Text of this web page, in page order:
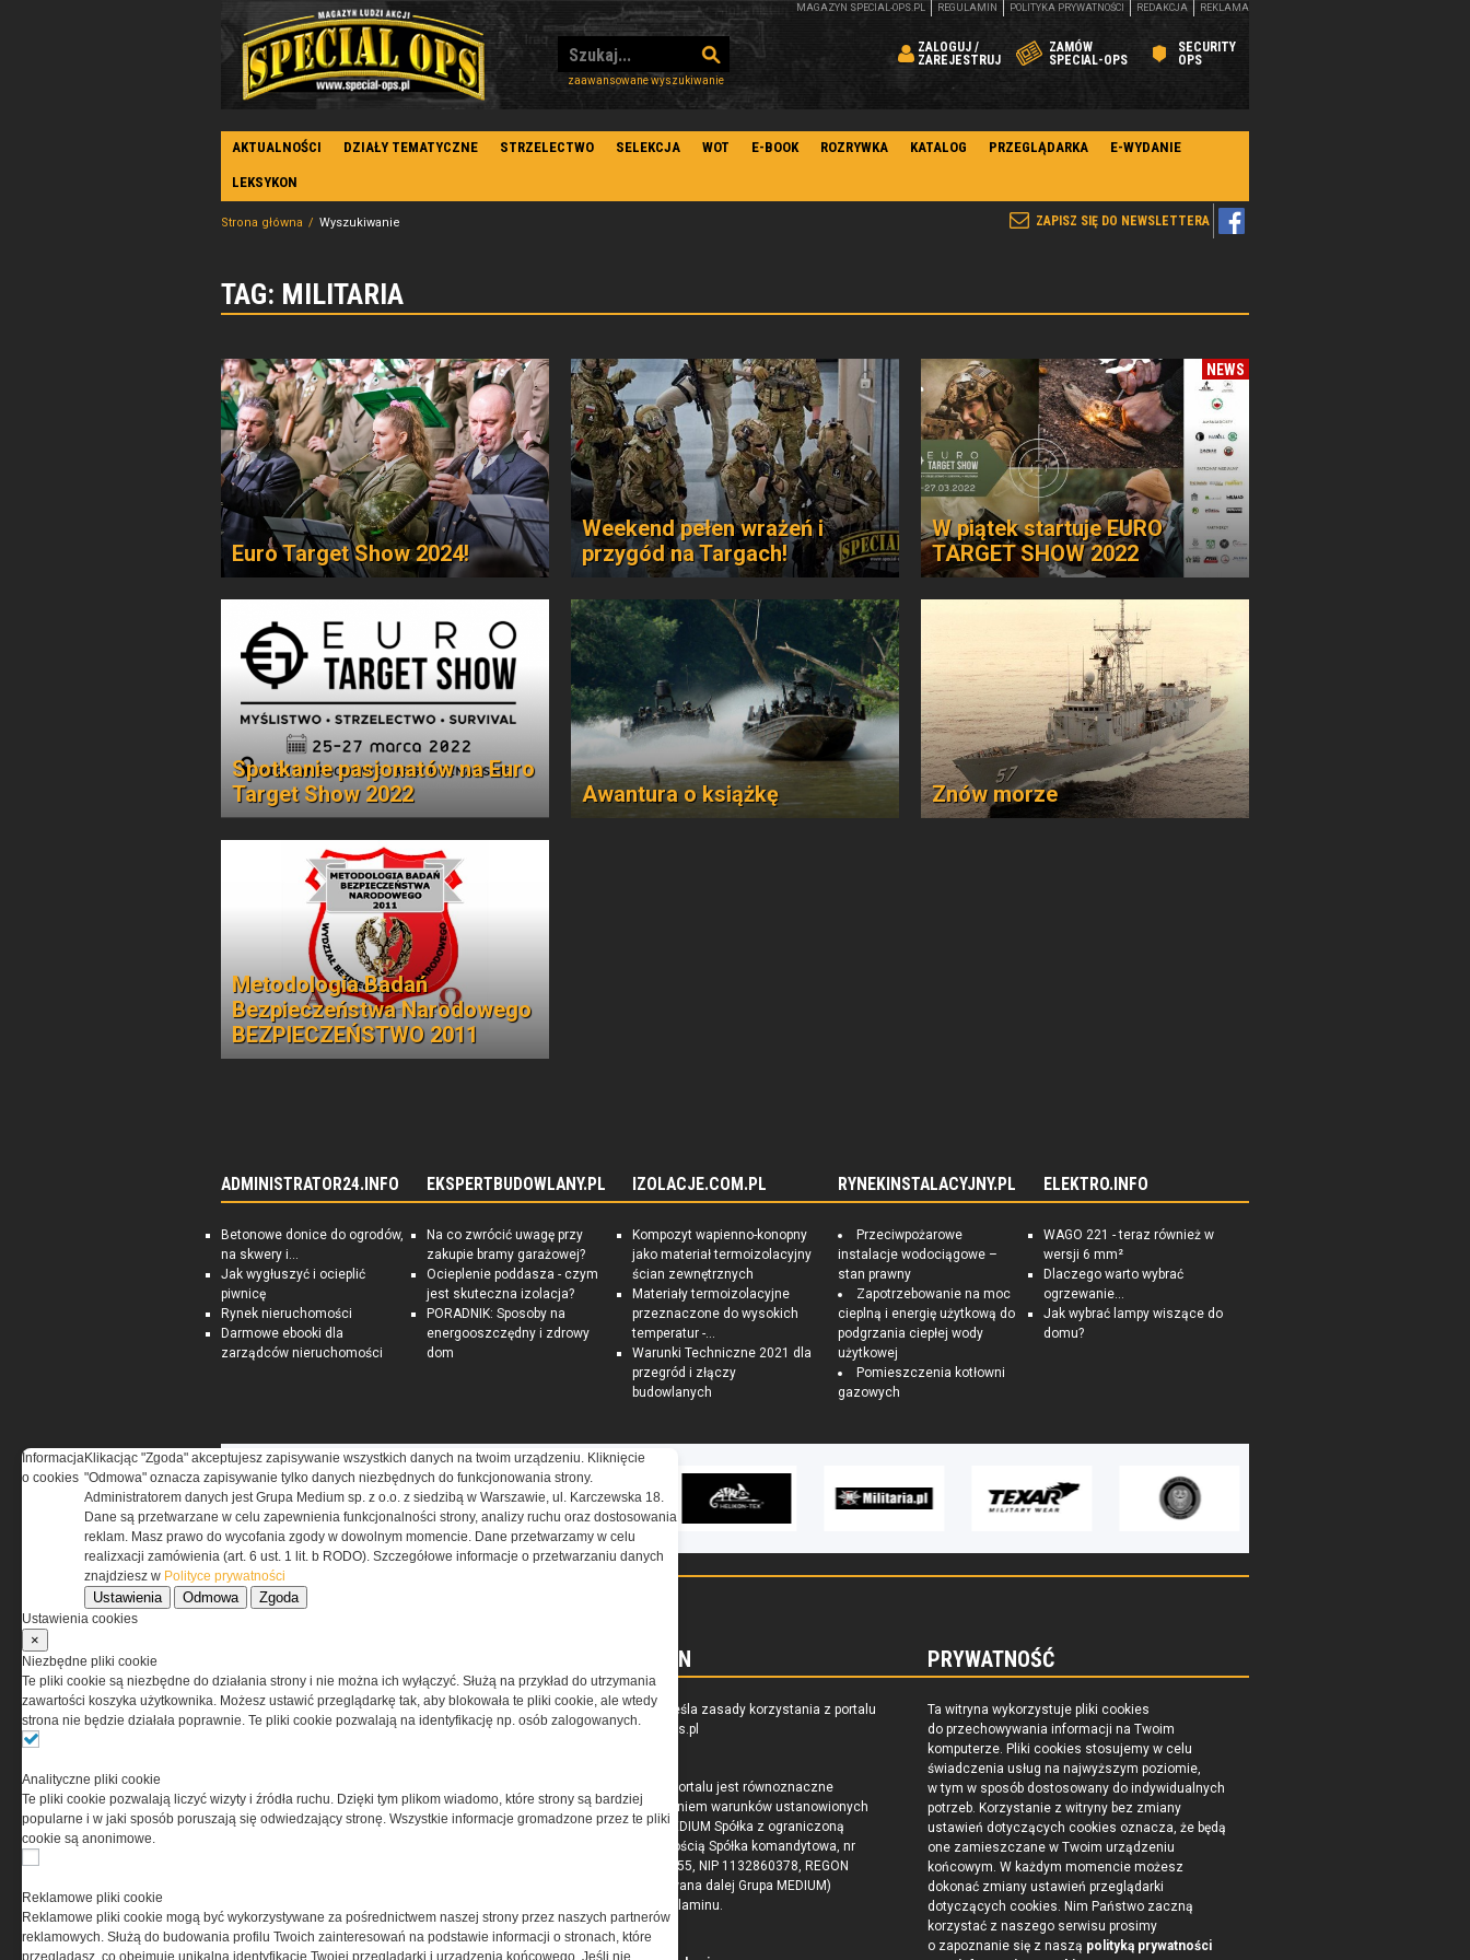
zaawansowane wyszukiwanie
ZALOGUJ /
ZAREJESTRUJ
ZAMÓW
SPECIAL-OPS
SECURITY
OPS
MAGAZYN SPECIAL-OPS.PL REGULAMIN POLITYKA PRYWATNOŚCI REDAKCJA REKLAMA
AKTUALNOŚCI DZIAŁY TEMATYCZNE STRZELECTWO SELEKCJA WOT E-BOOK ROZRYWKA KATALOG PRZEGLĄDARKA E-WYDANIE
LEKSYKON
ZAPISZ SIĘ DO NEWSLETTERA
Strona główna Wyszukiwanie
TAG: MILITARIA
Euro Target Show 2024!
Weekend pełen wrażeń i
przygód na Targach!
NEWS
W piątek startuje EURO
TARGET SHOW 2022
Spotkanie pasjonatów na Euro
Target Show 2022
Awantura o książkę Znów morze
Metodologia Badań
Bezpieczeństwa Narodowego
BEZPIECZEŃSTWO 2011
ADMINISTRATOR24.INFO
Betonowe donice do ogrodów,
na skwery i...
Jak wygłuszyć i ocieplić
piwnicę
Rynek nieruchomości
Darmowe ebooki dla
zarządców nieruchomości
EKSPERTBUDOWLANY.PL
Na co zwrócić uwagę przy
zakupie bramy garażowej?
Ocieplenie poddasza - czym
jest skuteczna izolacja?
PORADNIK: Sposoby na
energooszczędny i zdrowy
dom
IZOLACJE.COM.PL
Kompozyt wapienno-konopny
jako materiał termoizolacyjny
ścian zewnętrznych
Materiały termoizolacyjne
przeznaczone do wysokich
temperatur -...
Warunki Techniczne 2021 dla
przegród i złączy
budowlanych
RYNEKINSTALACYJNY.PL
Przeciwpożarowe
instalacje wodociągowe –
stan prawny
Zapotrzebowanie na moc
cieplną i energię użytkową do
podgrzania ciepłej wody
użytkowej
Pomieszczenia kotłowni
gazowych
ELEKTRO.INFO
WAGO 221 - teraz również w
wersji 6 mm²
Dlaczego warto wybrać
ogrzewanie...
Jak wybrać lampy wiszące do
domu?
Codzienne źródło informacji o taktyce, szkoleniu,
misjach bojowych, uzbrojeniu, umundurowaniu
REGULAMIN
Regulamin określa zasady korzystania z portalu
www.special-ops.pl
Korzystanie z portalu jest równoznaczne
z zaakceptowaniem warunków ustanowionych
przez Grupa MEDIUM Spółka z ograniczoną
odpowiedzialnością Spółka komandytowa, nr
KRS: 0000537655, NIP 1132860378, REGON
146393437 (zwana dalej Grupa MEDIUM)
w postaci Regulaminu.
PRYWATNOŚĆ
Ta witryna wykorzystuje pliki cookies
do przechowywania informacji na Twoim
komputerze. Pliki cookies stosujemy w celu
świadczenia usług na najwyższym poziomie,
w tym w sposób dostosowany do indywidualnych
potrzeb. Korzystanie z witryny bez zmiany
ustawień dotyczących cookies oznacza, że będą
one zamieszczane w Twoim urządzeniu
końcowym. W każdym momencie możesz
dokonać zmiany ustawień przeglądarki
dotyczących cookies. Nim Państwo zaczną
korzystać z naszego serwisu prosimy
o zapoznanie się z naszą polityką prywatności
Informacja
o cookies
Klikacjąc "Zgoda" akceptujesz zapisywanie wszystkich danych na twoim urządzeniu. Kliknięcie
"Odmowa" oznacza zapisywanie tylko danych niezbędnych do funkcjonowania strony.
Administratorem danych jest Grupa Medium sp. z o.o. z siedzibą w Warszawie, ul. Karczewska 18.
Dane są przetwarzane w celu zapewnienia funkcjonalności strony, analizy ruchu oraz dostosowania
reklam. Masz prawo do wycofania zgody w dowolnym momencie. Dane przetwarzamy w celu
realizxacji zamówienia (art. 6 ust. 1 lit. b RODO). Szczegółowe informacje o przetwarzaniu danych
znajdziesz w Polityce prywatności
Ustawienia Odmowa Zgoda
Ustawienia cookies
×
Niezbędne pliki cookie
Te pliki cookie są niezbędne do działania strony i nie można ich wyłączyć. Służą na przykład do utrzymania
zawartości koszyka użytkownika. Możesz ustawić przeglądarkę tak, aby blokowała te pliki cookie, ale wtedy
strona nie będzie działała poprawnie. Te pliki cookie pozwalają na identyfikację np. osób zalogowanych.
Analityczne pliki cookie
Te pliki cookie pozwalają liczyć wizyty i źródła ruchu. Dzięki tym plikom wiadomo, które strony są bardziej
popularne i w jaki sposób poruszają się odwiedzający stronę. Wszystkie informacje gromadzone przez te pliki
cookie są anonimowe.
Reklamowe pliki cookie
Reklamowe pliki cookie mogą być wykorzystywane za pośrednictwem naszej strony przez naszych partnerów
reklamowych. Służą do budowania profilu Twoich zainteresowań na podstawie informacji o stronach, które
przeglądasz, co obejmuje unikalną identyfikację Twojej przeglądarki i urządzenia końcowego. Jeśli nie